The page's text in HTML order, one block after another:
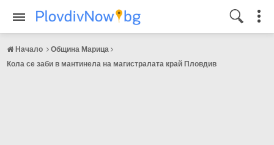
Начало
Община Марица
Кола се заби в мантинела на магистралата край Пловдив